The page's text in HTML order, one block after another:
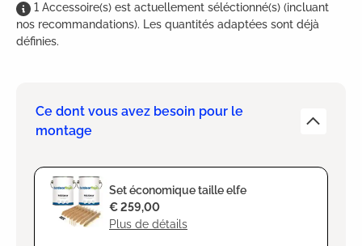
1 Accessoire(s) est actuellement séléctionné(s) (incluant
nos recommandations). Les quantités adaptées sont déjà
définies.
Ce dont vous avez besoin pour le
montage
Set économique taille elfe
Plus de détails
€ 259,00